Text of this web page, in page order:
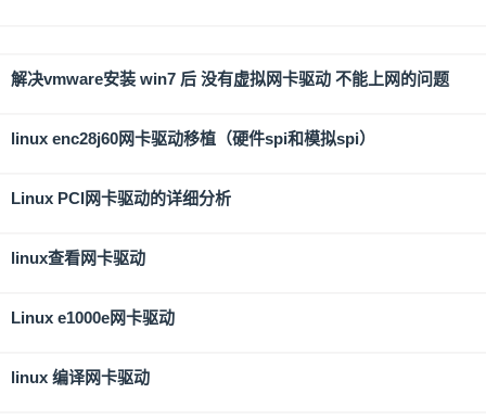
解决vmware安装 win7 后 没有虚拟网卡驱动 不能上网的问题
linux enc28j60网卡驱动移植（硬件spi和模拟spi）
Linux PCI网卡驱动的详细分析
linux查看网卡驱动
Linux e1000e网卡驱动
linux 编译网卡驱动